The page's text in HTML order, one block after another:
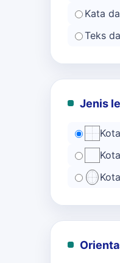
Kata
Teks
Jenis